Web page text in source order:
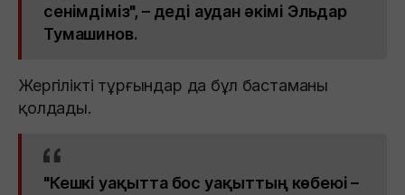
сенімдіміз", – деді аудан әкімі Эльдар
Тумашинов.
Жергілікті тұрғындар да бұл бастаманы
қолдады.
"Кешкі уақытта бос уақыттың көбеюі –